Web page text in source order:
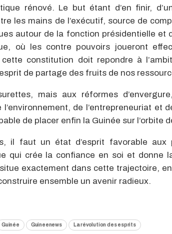
rénové. Le but étant d’en finir,
les mains de l’exécutif, source de
autour de la fonction présidentielle et
où les contre pouvoirs joueront
cette constitution doit repondre à
de partage des fruits de nos
mais aux réformes
l’environnement, de l’entrepreneuriat et
de placer enfin la Guinée sur l’orbite
il faut un état d’esprit favorable aux
qui crée la confiance en soi et donne
exactement dans cette trajectoire,
ensemble un avenir radieux.
Guinée Guineenews La révolution des esprits